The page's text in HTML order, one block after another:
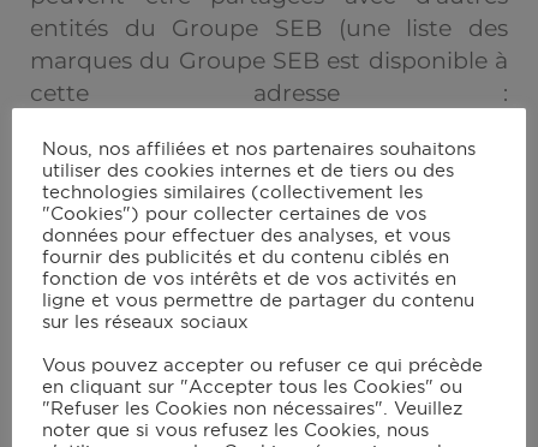
entités du Groupe SEB (une liste des
marques du Groupe SEB est disponible à
cette adresse :
marques ).
En outre, en conformité avec la législation
applicable en matière de protection des
données, les données à caractère
personnel peuvent être partagées avec
des destinataires tiers appartenant aux
catégories suivantes :
Nous, nos affiliées et nos partenaires souhaitons
utiliser des cookies internes et de tiers ou des
technologies similaires (collectivement les
"Cookies") pour collecter certaines de vos
données pour effectuer des analyses, et vous
fournir des publicités et du contenu ciblés en
fonction de vos intérêts et de vos activités en
ligne et vous permettre de partager du contenu
sur les réseaux sociaux
Vous pouvez accepter ou refuser ce qui précède
en cliquant sur "Accepter tous les Cookies" ou
"Refuser les Cookies non nécessaires". Veuillez
noter que si vous refusez les Cookies, nous